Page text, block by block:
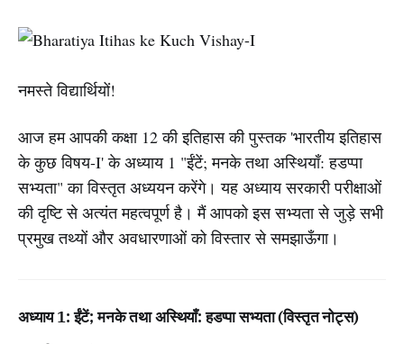
नमस्ते विद्यार्थियों!
आज हम आपकी कक्षा 12 की इतिहास की पुस्तक 'भारतीय इतिहास
के कुछ विषय-I' के अध्याय 1 "ईंटें; मनके तथा अस्थियाँ: हडप्पा
सभ्यता" का विस्तृत अध्ययन करेंगे। यह अध्याय सरकारी परीक्षाओं
की दृष्टि से अत्यंत महत्वपूर्ण है। मैं आपको इस सभ्यता से जुड़े सभी
प्रमुख तथ्यों और अवधारणाओं को विस्तार से समझाऊँगा।
अध्याय 1: ईंटें; मनके तथा अस्थियाँ: हडप्पा सभ्यता (विस्तृत नोट्स)